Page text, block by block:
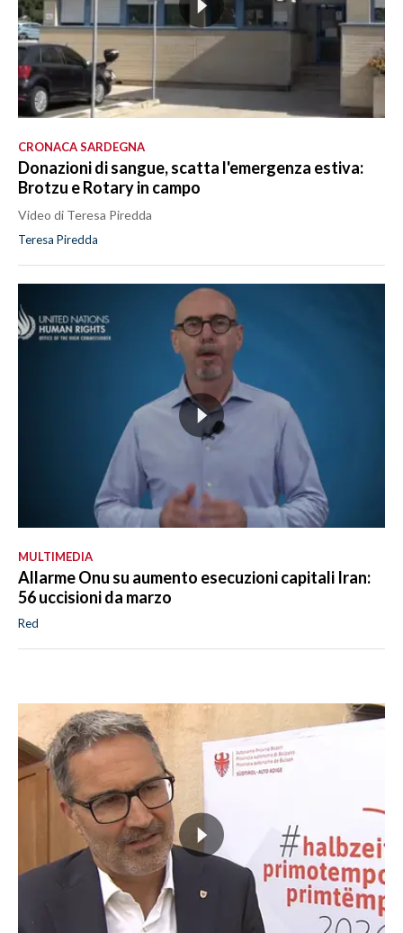
CRONACA SARDEGNA
Donazioni di sangue, scatta l'emergenza estiva:
Brotzu e Rotary in campo
Video di Teresa Piredda
Teresa Piredda
MULTIMEDIA
Allarme Onu su aumento esecuzioni capitali Iran:
56 uccisioni da marzo
Red